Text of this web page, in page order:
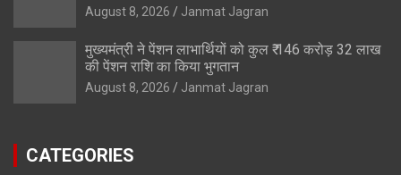
August 8, 2026 Janmat Jagran
मुख्यमंत्री ने पेंशन लाभार्थियों को कुल ₹ 146 करोड़ 32 लाख
की पेंशन राशि का किया भुगतान
August 8, 2026 Janmat Jagran
CATEGORIES